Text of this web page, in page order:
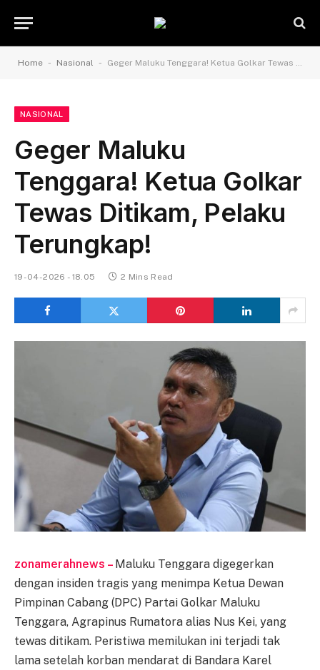
Home - Nasional - Geger Maluku Tenggara! Ketua Golkar Tewas Ditikam, Pelaku Terungkap!
NASIONAL
Geger Maluku
Tenggara! Ketua Golkar
Tewas Ditikam, Pelaku
Terungkap!
19-04-2026 - 18.05 2 Mins Read
zonamerahnews – Maluku Tenggara digegerkan
dengan insiden tragis yang menimpa Ketua Dewan
Pimpinan Cabang (DPC) Partai Golkar Maluku
Tenggara, Agrapinus Rumatora alias Nus Kei, yang
tewas ditikam. Peristiwa memilukan ini terjadi tak
lama setelah korban mendarat di Bandara Karel